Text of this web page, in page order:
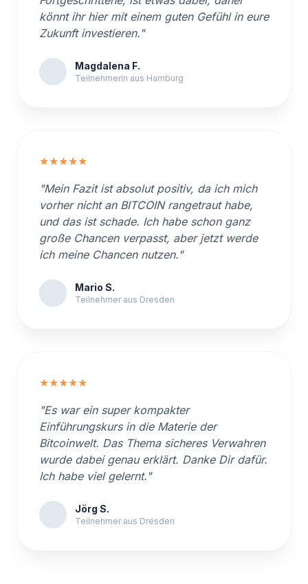
könnt ihr hier mit einem guten Gefühl in eure
Zukunft investieren."
Magdalena F.
Teilnehmerin aus Hamburg
★★★★★
"Mein Fazit ist absolut positiv, da ich mich
vorher nicht an BITCOIN rangetraut habe,
und das ist schade. Ich habe schon ganz
große Chancen verpasst, aber jetzt werde
ich meine Chancen nutzen."
Mario S.
Teilnehmer aus Dresden
★★★★★
"Es war ein super kompakter
Einführungskurs in die Materie der
Bitcoinwelt. Das Thema sicheres Verwahren
wurde dabei genau erklärt. Danke Dir dafür.
Ich habe viel gelernt."
Jörg S.
Teilnehmer aus Dresden